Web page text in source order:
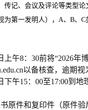
传记、会议及评论等类型
第一发明人），A、B、
上午8：30前将“2026年
以备核查，逾期视
下午15： 00至17:00到地
书原件和复印件（原件